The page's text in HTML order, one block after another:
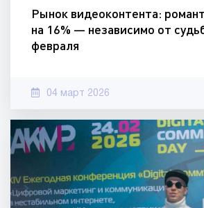
Рынок видеоконтента:
на 16% — независимо от
февраля
04 март 2026